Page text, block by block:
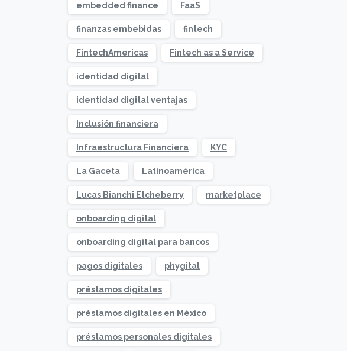
embedded finance FaaS
finanzas embebidas fintech
FintechAmericas Fintech as a Service
identidad digital
identidad digital ventajas
Inclusión financiera
Infraestructura Financiera KYC
La Gaceta Latinoamérica
Lucas Bianchi Etcheberry marketplace
onboarding digital
onboarding digital para bancos
pagos digitales phygital
préstamos digitales
préstamos digitales en México
préstamos personales digitales